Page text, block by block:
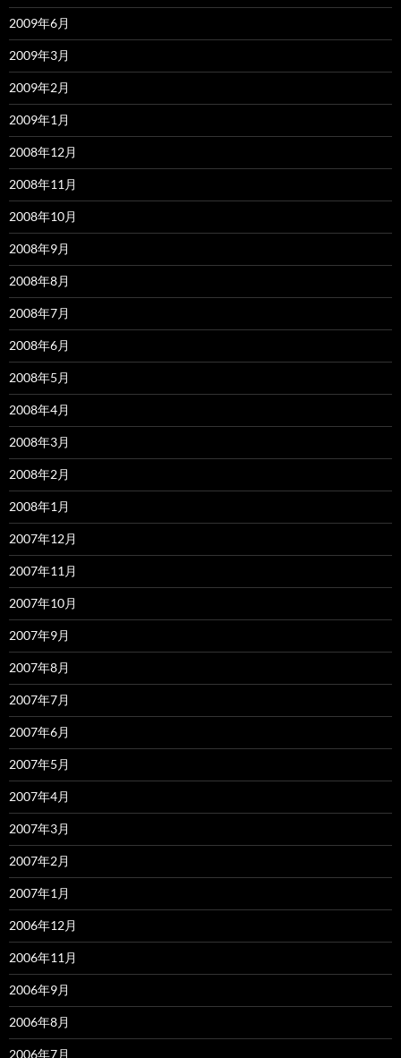
2009年6月
2009年3月
2009年2月
2009年1月
2008年12月
2008年11月
2008年10月
2008年9月
2008年8月
2008年7月
2008年6月
2008年5月
2008年4月
2008年3月
2008年2月
2008年1月
2007年12月
2007年11月
2007年10月
2007年9月
2007年8月
2007年7月
2007年6月
2007年5月
2007年4月
2007年3月
2007年2月
2007年1月
2006年12月
2006年11月
2006年9月
2006年8月
2006年7月